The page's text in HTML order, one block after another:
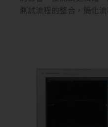
測試流程的整合，簡化流